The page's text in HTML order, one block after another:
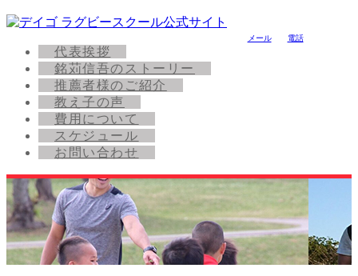
メール 電話
代表挨拶
銘苅信吾のストーリー
推薦者様のご紹介
教え子の声
費用について
スケジュール
お問い合わせ